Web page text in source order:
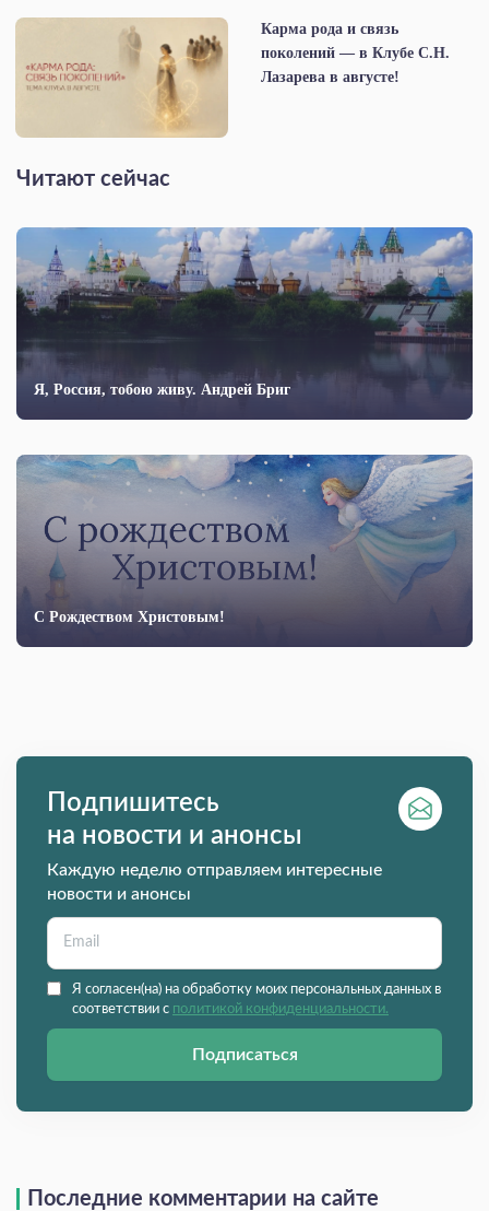
Карма рода и связь
поколений — в Клубе С.Н.
Лазарева в августе!
Читают сейчас
Я, Россия, тобою живу. Андрей Бриг
С Рождеством Христовым!
Подпишитесь
на новости и анонсы
Каждую неделю отправляем интересные
новости и анонсы
Я согласен(на) на обработку моих персональных данных в
соответствии с политикой конфиденциальности.
Подписаться
Последние комментарии на сайте